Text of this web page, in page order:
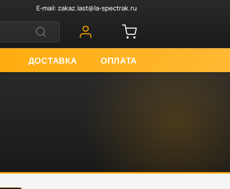
E-mail: zakaz.last@la-spectrak.ru
ДОСТАВКА ОПЛАТА